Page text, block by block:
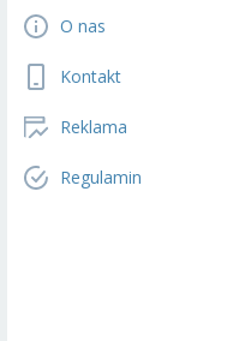
O nas
Kontakt
Reklama
Regulamin